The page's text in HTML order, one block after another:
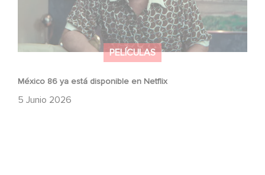
PELÍCULAS
México 86 ya está disponible en Netflix
5 Junio 2026